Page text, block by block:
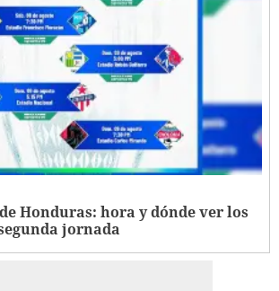
Honduras: hora y dónde ver los
jornada